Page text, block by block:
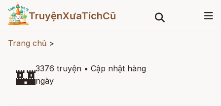
TruyệnXưaTíchCũ
Trang chủ >
🏰3376 truyện • Cập nhật hàng
ngày